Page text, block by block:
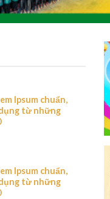
Ipsum chuẩn,
từ những
Ipsum chuẩn,
từ những